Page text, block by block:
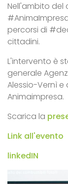
Nell'ambito
percorsi di
cittadini.
L'intervento è
generale
Alessio-Vernì
Animaimpresa.
Scarica la
Link all'evento
linkedIN